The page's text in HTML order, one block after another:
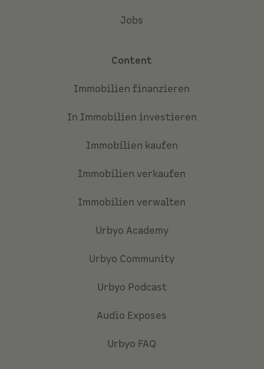
Jobs
Content
Immobilien finanzieren
In Immobilien investieren
Immobilien kaufen
Immobilien verkaufen
Immobilien verwalten
Urbyo Academy
Urbyo Community
Urbyo Podcast
Audio Exposes
Urbyo FAQ